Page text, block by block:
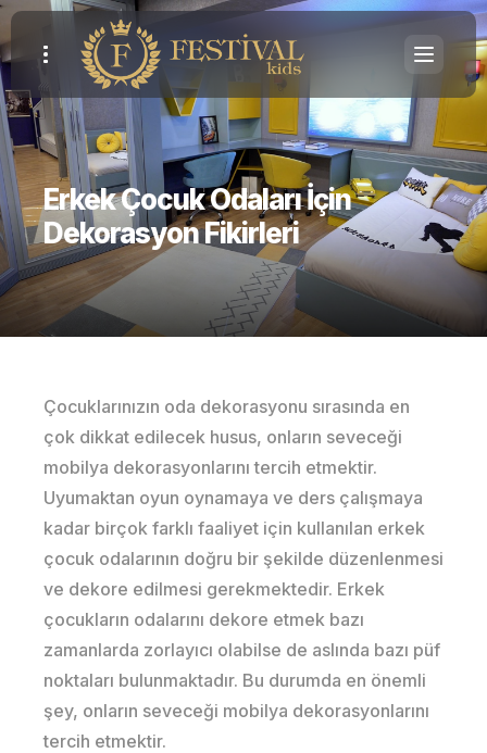
Erkek Çocuk Odaları İçin
Dekorasyon Fikirleri
Çocuklarınızın oda dekorasyonu sırasında en
çok dikkat edilecek husus, onların seveceği
mobilya dekorasyonlarını tercih etmektir.
Uyumaktan oyun oynamaya ve ders çalışmaya
kadar birçok farklı faaliyet için kullanılan erkek
çocuk odalarının doğru bir şekilde düzenlenmesi
ve dekore edilmesi gerekmektedir. Erkek
çocukların odalarını dekore etmek bazı
zamanlarda zorlayıcı olabilse de aslında bazı püf
noktaları bulunmaktadır. Bu durumda en önemli
şey, onların seveceği mobilya dekorasyonlarını
tercih etmektir.